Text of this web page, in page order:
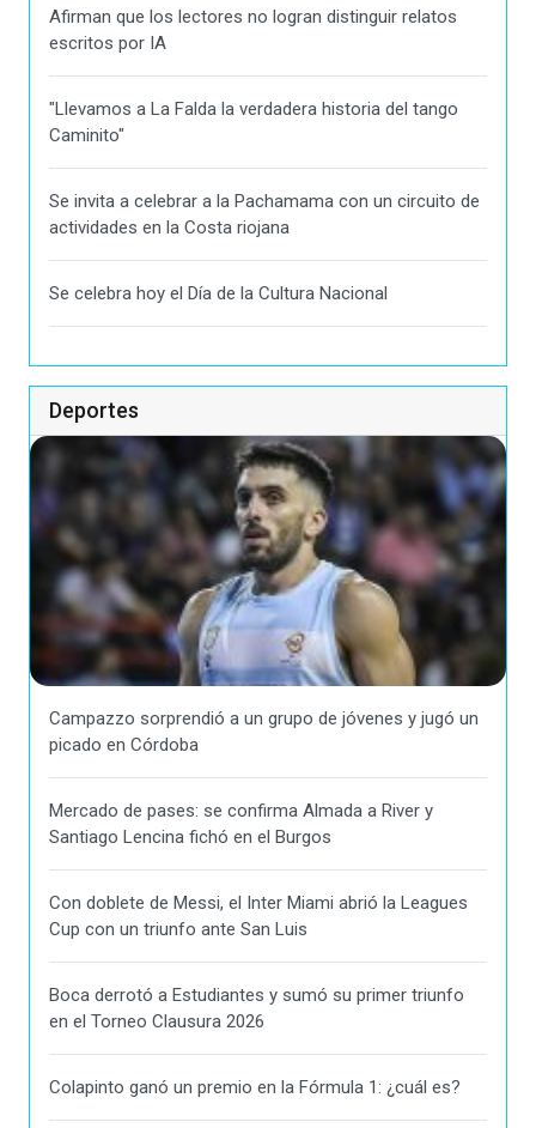
Afirman que los lectores no logran distinguir relatos
escritos por IA
"Llevamos a La Falda la verdadera historia del tango
Caminito"
Se invita a celebrar a la Pachamama con un circuito de
actividades en la Costa riojana
Se celebra hoy el Día de la Cultura Nacional
Deportes
Campazzo sorprendió a un grupo de jóvenes y jugó un
picado en Córdoba
Mercado de pases: se confirma Almada a River y
Santiago Lencina fichó en el Burgos
Con doblete de Messi, el Inter Miami abrió la Leagues
Cup con un triunfo ante San Luis
Boca derrotó a Estudiantes y sumó su primer triunfo
en el Torneo Clausura 2026
Colapinto ganó un premio en la Fórmula 1: ¿cuál es?